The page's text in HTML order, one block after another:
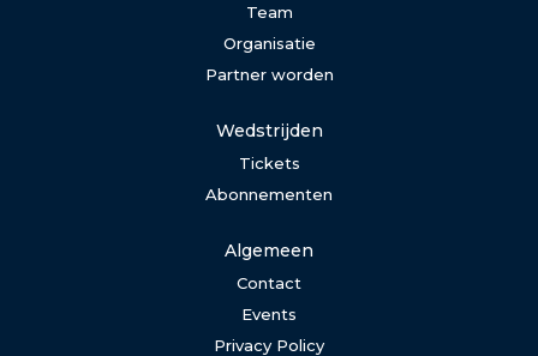
Team
Organisatie
Partner worden
Wedstrijden
Tickets
Abonnementen
Algemeen
Contact
Events
Privacy Policy